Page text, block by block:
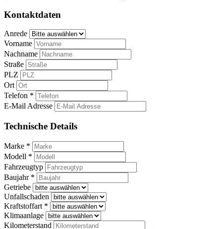
Kontaktdaten
Anrede
Vorname
Nachname
Straße
PLZ
Ort
Telefon *
E-Mail Adresse
Technische Details
Marke *
Modell *
Fahrzeugtyp
Baujahr *
Getriebe
Unfallschaden
Kraftstoffart *
Klimaanlage
Kilometerstand